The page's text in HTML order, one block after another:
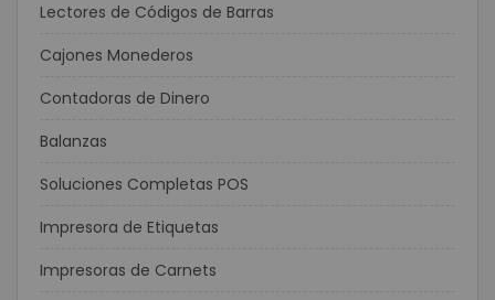
Lectores de Códigos de Barras
Cajones Monederos
Contadoras de Dinero
Balanzas
Soluciones Completas POS
Impresora de Etiquetas
Impresoras de Carnets